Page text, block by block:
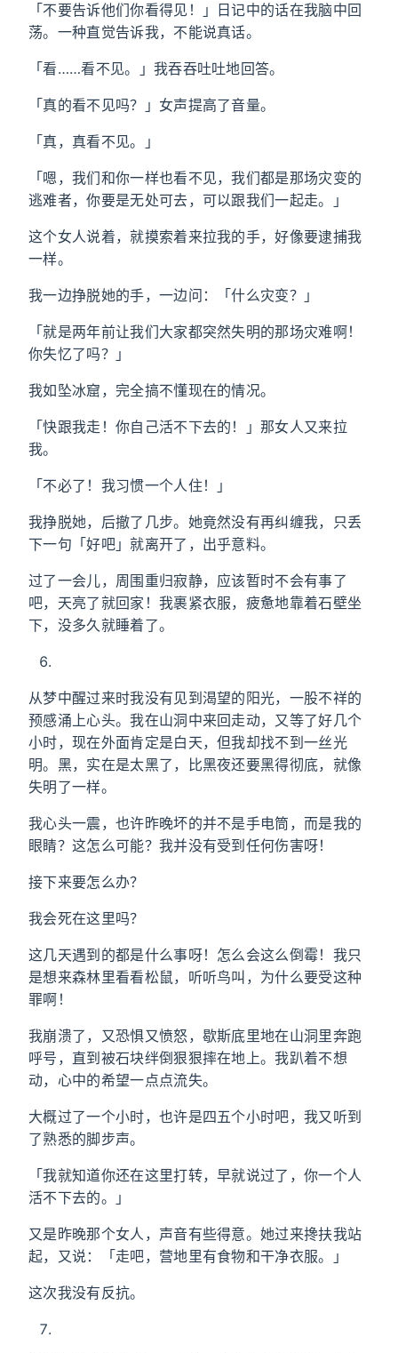
「不要告诉他们你看得见！」日记中的话在我脑中回
荡。一种直觉告诉我，不能说真话。
「看……看不见。」我吞吞吐吐地回答。
「真的看不见吗？」女声提高了音量。
「真，真看不见。」
「嗯，我们和你一样也看不见，我们都是那场灾变的
逃难者，你要是无处可去，可以跟我们一起走。」
这个女人说着，就摸索着来拉我的手，好像要逮捕我
一样。
我一边挣脱她的手，一边问：「什么灾变？」
「就是两年前让我们大家都突然失明的那场灾难啊！
你失忆了吗？」
我如坠冰窟，完全搞不懂现在的情况。
「快跟我走！你自己活不下去的！」那女人又来拉
我。
「不必了！我习惯一个人住！」
我挣脱她，后撤了几步。她竟然没有再纠缠我，只丢
下一句「好吧」就离开了，出乎意料。
过了一会儿，周围重归寂静，应该暂时不会有事了
吧，天亮了就回家！我裹紧衣服，疲惫地靠着石壁坐
下，没多久就睡着了。
从梦中醒过来时我没有见到渴望的阳光，一股不祥的
预感涌上心头。我在山洞中来回走动，又等了好几个
小时，现在外面肯定是白天，但我却找不到一丝光
明。黑，实在是太黑了，比黑夜还要黑得彻底，就像
失明了一样。
我心头一震，也许昨晚坏的并不是手电筒，而是我的
眼睛？这怎么可能？我并没有受到任何伤害呀！
接下来要怎么办？
我会死在这里吗？
这几天遇到的都是什么事呀！怎么会这么倒霉！我只
是想来森林里看看松鼠，听听鸟叫，为什么要受这种
罪啊！
我崩溃了，又恐惧又愤怒，歇斯底里地在山洞里奔跑
呼号，直到被石块绊倒狠狠摔在地上。我趴着不想
动，心中的希望一点点流失。
大概过了一个小时，也许是四五个小时吧，我又听到
了熟悉的脚步声。
「我就知道你还在这里打转，早就说过了，你一个人
活不下去的。」
又是昨晚那个女人，声音有些得意。她过来搀扶我站
起，又说：「走吧，营地里有食物和干净衣服。」
这次我没有反抗。